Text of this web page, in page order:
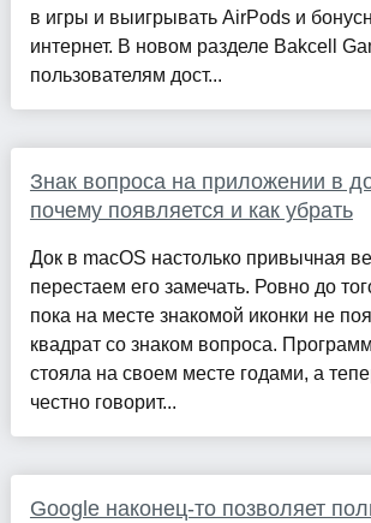
в игры и выигрывать AirPods и
интернет. В новом разделе Bakcell
пользователям дост...
Знак вопроса на приложении в
почему появляется и как убрать
Док в macOS настолько привычная
перестаем его замечать. Ровно до
пока на месте знакомой иконки не
квадрат со знаком вопроса.
стояла на своем месте годами, а
честно говорит...
Google наконец-то позволяет